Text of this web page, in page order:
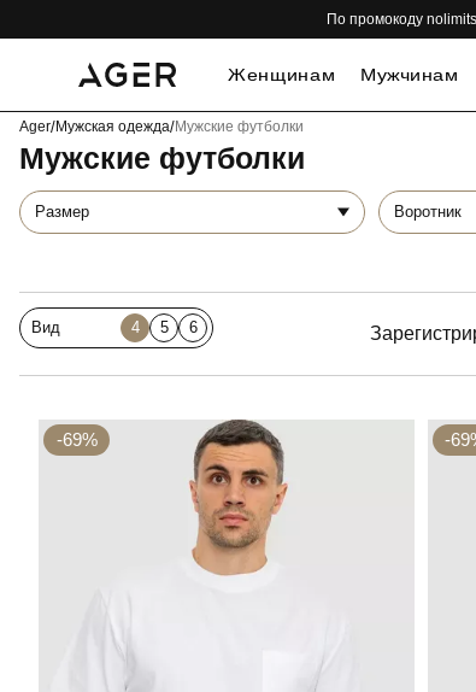
По промокоду
Женщинам Мужчинам
Ager/Мужская одежда/Мужские футболки
Мужские футболки
Размер Воротник
Вид 4 5 6
-69% -